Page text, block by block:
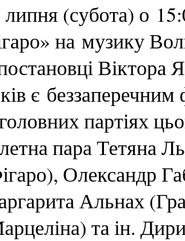
липня (субота) о
на музику
Віктора
є
партіях
пара Тетяна
Олександр
Альнах
та ін.